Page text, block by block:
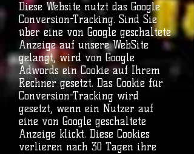
Diese Website nutzt das Google
Conversion-Tracking. Sind Sie
über eine von Google geschaltete
Anzeige auf unsere WebSite
gelangt, wird von Google
Adwords ein Cookie auf Ihrem
Rechner gesetzt. Das Cookie für
Conversion-Tracking wird
gesetzt, wenn ein Nutzer auf
eine von Google geschaltete
Anzeige klickt. Diese Cookies
verlieren nach 30 Tagen ihre